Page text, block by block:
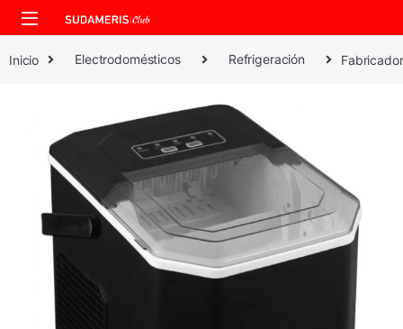
Skip to navigation
Skip to content
Inicio Electrodomésticos Refrigeración